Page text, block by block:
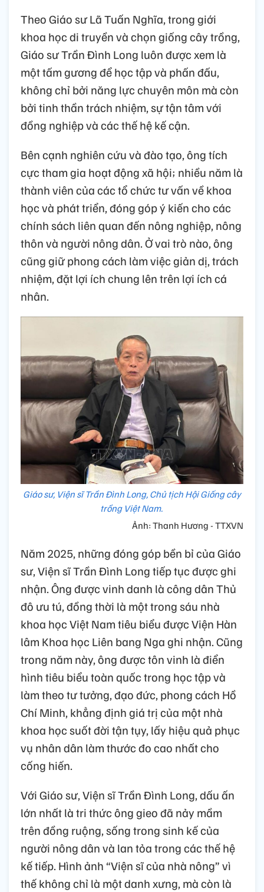
Theo Giáo sư Lã Tuấn Nghĩa, trong giới
khoa học di truyền và chọn giống cây trồng,
Giáo sư Trần Đình Long luôn được xem là
một tấm gương để học tập và phấn đấu,
không chỉ bởi năng lực chuyên môn mà còn
bởi tinh thần trách nhiệm, sự tận tâm với
đồng nghiệp và các thế hệ kế cận.
Bên cạnh nghiên cứu và đào tạo, ông tích
cực tham gia hoạt động xã hội; nhiều năm là
thành viên của các tổ chức tư vấn về khoa
học và phát triển, đóng góp ý kiến cho các
chính sách liên quan đến nông nghiệp, nông
thôn và người nông dân. Ở vai trò nào, ông
cũng giữ phong cách làm việc giản dị, trách
nhiệm, đặt lợi ích chung lên trên lợi ích cá
nhân.
Giáo sư, Viện sĩ Trần Đình Long, Chủ tịch Hội Giống cây
trồng Việt Nam.
Ảnh: Thanh Hương - TTXVN
Năm 2025, những đóng góp bền bỉ của Giáo
sư, Viện sĩ Trần Đình Long tiếp tục được ghi
nhận. Ông được vinh danh là công dân Thủ
đô ưu tú, đồng thời là một trong sáu nhà
khoa học Việt Nam tiêu biểu được Viện Hàn
lâm Khoa học Liên bang Nga ghi nhận. Cũng
trong năm này, ông được tôn vinh là điển
hình tiêu biểu toàn quốc trong học tập và
làm theo tư tưởng, đạo đức, phong cách Hồ
Chí Minh, khẳng định giá trị của một nhà
khoa học suốt đời tận tụy, lấy hiệu quả phục
vụ nhân dân làm thước đo cao nhất cho
cống hiến.
Với Giáo sư, Viện sĩ Trần Đình Long, dấu ấn
lớn nhất là tri thức ông gieo đã nảy mầm
trên đồng ruộng, sống trong sinh kế của
người nông dân và lan tỏa trong các thế hệ
kế tiếp. Hình ảnh “Viện sĩ của nhà nông” vì
thế không chỉ là một danh xưng, mà còn là